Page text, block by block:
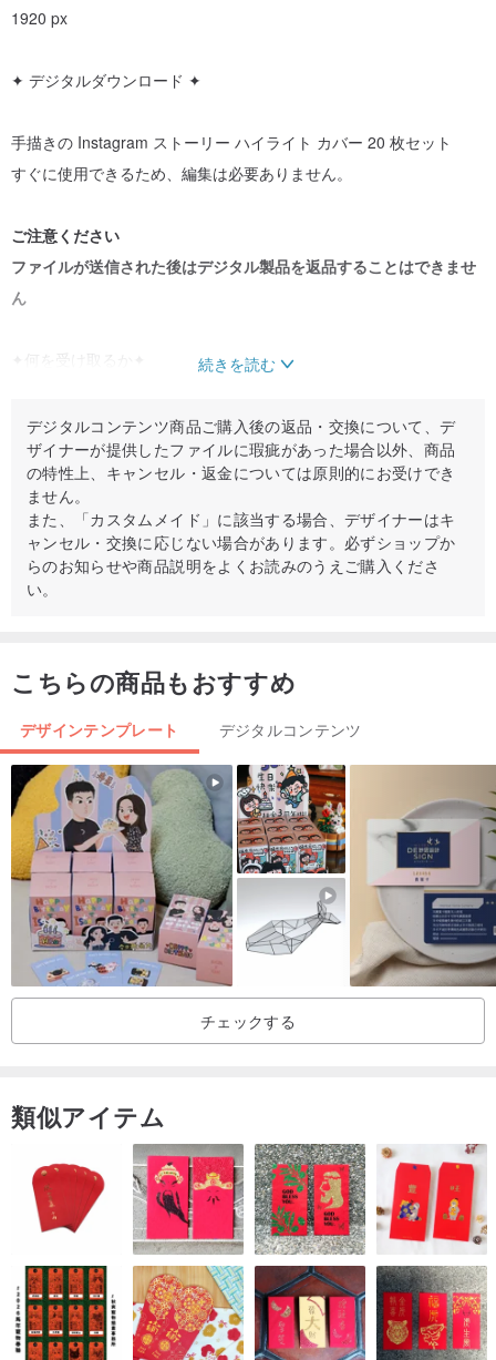
1920 px
✦ デジタルダウンロード ✦
手描きの Instagram ストーリー ハイライト カバー 20 枚セット
すぐに使用できるため、編集は必要ありません。
ご注意ください
ファイルが送信された後はデジタル製品を返品することはできませ
ん
✦何を受け取るか✦
• ZIP ファイル 1 つ
• JPEG 写真 20 枚 (1080px X 1920px サイズ)
これはデジタル ファイルです。物理的な商品は発送されません。
✦ 使用方法 ✦
2. ラップトップまたは PC コンピュータでファイルを解凍します。
3. 携帯電話に保存したい写真を送信します。
4. 使用したい画像をインスタグラムのストーリーにアップロードし
ます
5. Instagramプロフィールで「ストーリーハイライト」を選択しま
す
6. ハイライトを編集 > 表紙を編集 > アイコンを選択
7. サムネイルを調整します（お好みに合わせて大きくしたり小さく
したりできます）
○○○○○○○○○○○○○○○○○○○○○○○○○○○○○○○○○○○○
別の画面で見ると色が若干異なる場合があり、またパソコンの設定
○○○○○○○○○○○○○○○○○○○○○○○○○○○○○○○○○○○○
個人使用のみ***
○○○○○○○○○○○○○○○○○○○○○○○○○○○○○○○○○○○○
この製品を購入すると、この製品をどこにも再配布、共有、再販し
ないことに同意したことになります。このデザインを購入すると、
続きを読む
デジタルコンテンツ商品ご購入後の返品・交換について、デ
ザイナーが提供したファイルに瑕疵があった場合以外、商品
の特性上、キャンセル・返金については原則的にお受けでき
ません。
また、「カスタムメイド」に該当する場合、デザイナーはキ
ャンセル・交換に応じない場合があります。必ずショップか
らのお知らせや商品説明をよくお読みのうえご購入くださ
い。
こちらの商品もおすすめ
デザインテンプレート デジタルコンテンツ
チェックする
類似アイテム